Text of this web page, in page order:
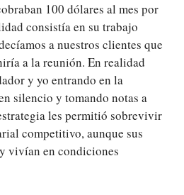
100 dólares al mes por
consistía en su trabajo
a nuestros clientes que
a la reunión. En realidad
y yo entrando en la
silencio y tomando notas a
les permitió sobrevivir
competitivo, aunque sus
vivían en condiciones